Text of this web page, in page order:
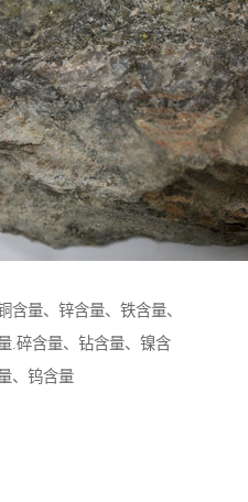
含量、锌含量、铁含量、
.碎含量、钻含量、镍含
、钨含量